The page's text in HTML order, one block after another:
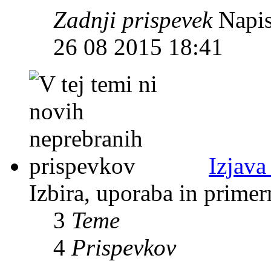
Zadnji prispevek
26 08 2015 18:41
Izbira, uporaba in
3 Teme
4 Prispevkov